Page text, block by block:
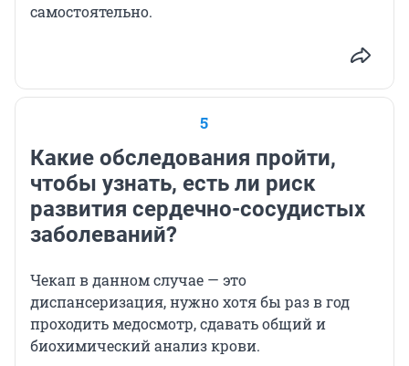
самостоятельно.
5
Какие обследования пройти,
чтобы узнать, есть ли риск
развития сердечно-сосудистых
заболеваний?
Чекап в данном случае — это
диспансеризация, нужно хотя бы раз в год
проходить медосмотр, сдавать общий и
биохимический анализ крови.